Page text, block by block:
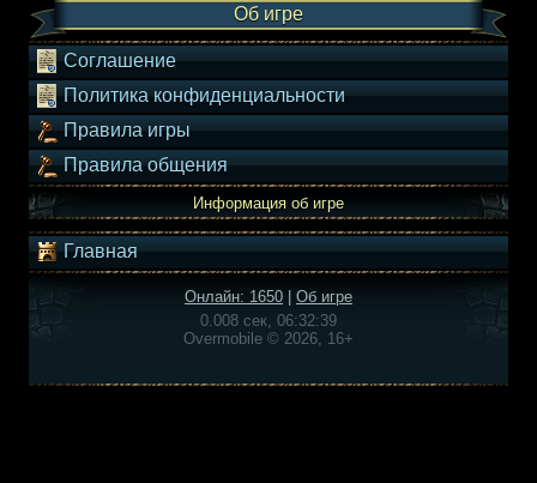
Об игре
Соглашение
Политика конфиденциальности
Правила игры
Правила общения
Информация об игре
Главная
Онлайн: 1650
Об игре
0.008 сек, 06:32:39
Overmobile © 2026, 16+